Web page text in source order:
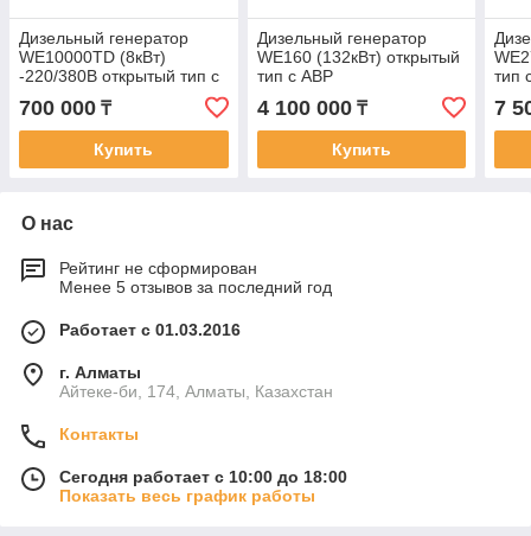
Дизельный генератор
WE10000TD (8кВт)
-220/380В открытый тип с
700 000 ₸
Купить
Дизельный генератор
WE160 (132кВт) открытый
тип с АВР
4 100 000₸
Купить
тип
7
О нас
Рейтинг не сформирован
Менее 5 отзывов за последний год
Работает с 01.03.2016
г. Алматы
Айтеке-би, 174, Алматы, Казахстан
Контакты
Сегодня работает с 10:00 до 18:00
Показать весь график работы